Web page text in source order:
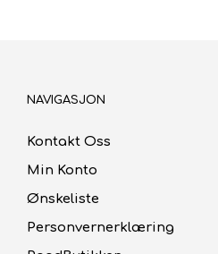
NAVIGASJON
Kontakt Oss
Min Konto
Ønskeliste
Personvernerklæring